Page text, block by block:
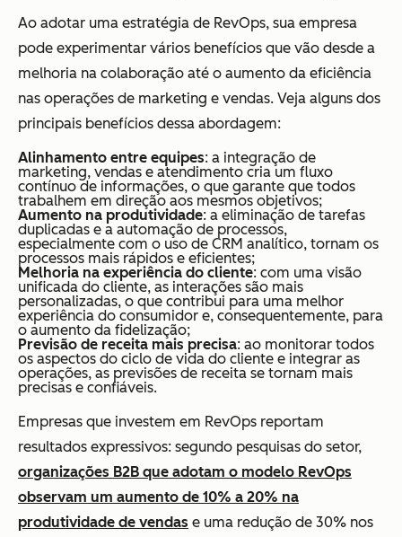
Ao adotar uma estratégia de RevOps, sua empresa
pode experimentar vários benefícios que vão desde a
melhoria na colaboração até o aumento da eficiência
nas operações de marketing e vendas. Veja alguns dos
principais benefícios dessa abordagem:
Alinhamento entre equipes: a integração de
marketing, vendas e atendimento cria um fluxo
contínuo de informações, o que garante que todos
trabalhem em direção aos mesmos objetivos;
Aumento na produtividade: a eliminação de tarefas
duplicadas e a automação de processos,
especialmente com o uso de CRM analítico, tornam os
processos mais rápidos e eficientes;
Melhoria na experiência do cliente: com uma visão
unificada do cliente, as interações são mais
personalizadas, o que contribui para uma melhor
experiência do consumidor e, consequentemente, para
o aumento da fidelização;
Previsão de receita mais precisa: ao monitorar todos
os aspectos do ciclo de vida do cliente e integrar as
operações, as previsões de receita se tornam mais
precisas e confiáveis.
Empresas que investem em RevOps reportam
resultados expressivos: segundo pesquisas do setor,
organizações B2B que adotam o modelo RevOps
observam um aumento de 10% a 20% na
produtividade de vendas e uma redução de 30% nos